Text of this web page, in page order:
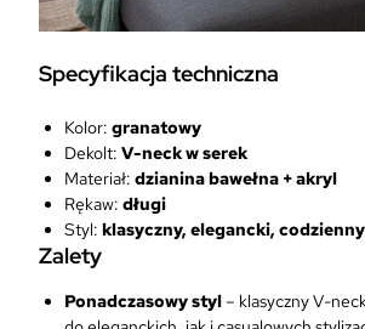
Specyfikacja techniczna
Kolor:granatowy
Dekolt:V-neck w serek
Materiał:dzianina bawełna + akryl
Rękaw:długi
Styl:klasyczny, elegancki, codzienny
Zalety
Ponadczasowy styl – klasyczny V-